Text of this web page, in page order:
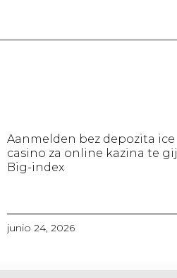
Aanmelden bez depozita ice
casino za online kazina te gij
Big-index
junio 24, 2026